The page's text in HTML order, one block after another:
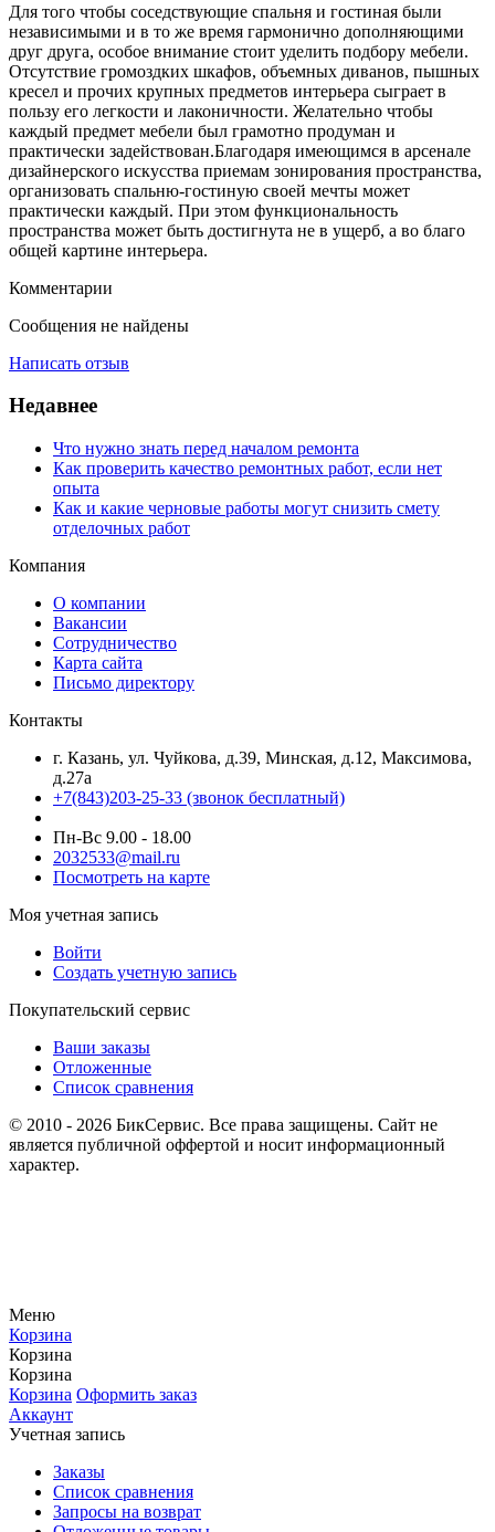
Для того чтобы соседствующие спальня и гостиная были
независимыми и в то же время гармонично дополняющими
друг друга, особое внимание стоит уделить подбору мебели.
Отсутствие громоздких шкафов, объемных диванов, пышных
кресел и прочих крупных предметов интерьера сыграет в
пользу его легкости и лаконичности. Желательно чтобы
каждый предмет мебели был грамотно продуман и
практически задействован.Благодаря имеющимся в арсенале
дизайнерского искусства приемам зонирования пространства,
организовать спальню-гостиную своей мечты может
практически каждый. При этом функциональность
пространства может быть достигнута не в ущерб, а во благо
общей картине интерьера.
Комментарии
Сообщения не найдены
Написать отзыв
Недавнее
Что нужно знать перед началом ремонта
Как проверить качество ремонтных работ, если нет
опыта
Как и какие черновые работы могут снизить смету
отделочных работ
Компания
О компании
Вакансии
Сотрудничество
Карта сайта
Письмо директору
Контакты
г. Казань, ул. Чуйкова, д.39, Минская, д.12, Максимова,
д.27а
+7(843)203-25-33 (звонок бесплатный)
Пн-Вс 9.00 - 18.00
2032533@mail.ru
Посмотреть на карте
Моя учетная запись
Войти
Создать учетную запись
Покупательский сервис
Ваши заказы
Отложенные
Список сравнения
© 2010 - 2026 БикСервис. Все права защищены. Сайт не
является публичной оффертой и носит информационный
характер.
Меню
Корзина
Корзина
Корзина
Корзина Оформить заказ
Аккаунт
Учетная запись
Заказы
Список сравнения
Запросы на возврат